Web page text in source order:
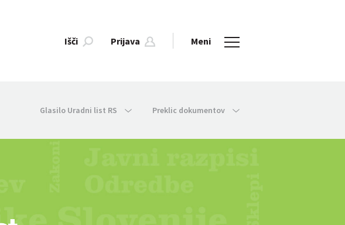
Išči Prijava Meni
Glasilo Uradni list RS Preklic dokumentov